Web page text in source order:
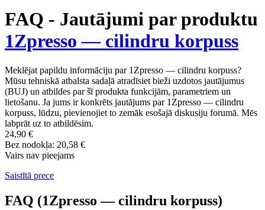
FAQ - Jautājumi par produktu
1Zpresso — cilindru korpuss
Meklējat papildu informāciju par 1Zpresso — cilindru korpuss?
Mūsu tehniskā atbalsta sadaļā atradīsiet bieži uzdotos jautājumus
(BUJ) un atbildes par šī produkta funkcijām, parametriem un
lietošanu. Ja jums ir konkrēts jautājums par 1Zpresso — cilindru
korpuss, lūdzu, pievienojiet to zemāk esošajā diskusiju forumā. Mēs
labprāt uz to atbildēsim.
24,90 €
Bez nodokļa: 20,58 €
Vairs nav pieejams
Saistītā prece
FAQ (1Zpresso — cilindru korpuss)